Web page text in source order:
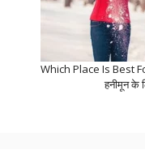
Which Place Is Best
हनीमून के